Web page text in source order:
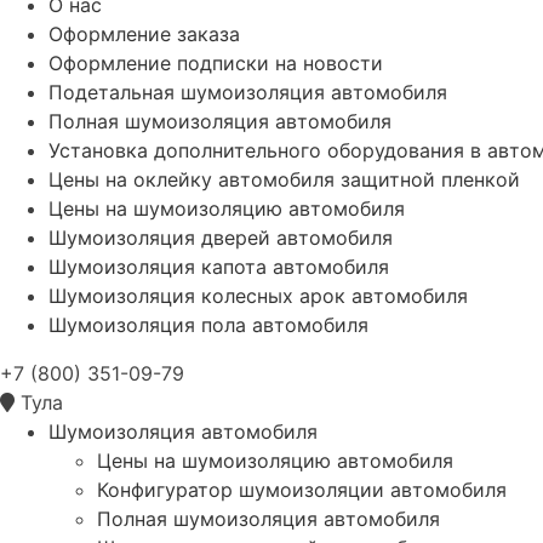
Оформление заказа
Оформление подписки на новости
Подетальная шумоизоляция автомобиля
Полная шумоизоляция автомобиля
Установка дополнительного оборудования в
Цены на оклейку автомобиля защитной пленкой
Цены на шумоизоляцию автомобиля
Шумоизоляция дверей автомобиля
Шумоизоляция капота автомобиля
Шумоизоляция колесных арок автомобиля
Шумоизоляция пола автомобиля
+7 (800) 351-09-79
Тула
Шумоизоляция автомобиля
Цены на шумоизоляцию автомобиля
Конфигуратор шумоизоляции автомобиля
Полная шумоизоляция автомобиля